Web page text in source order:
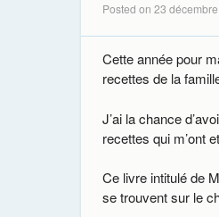
Posted on 23
Cette année pour
recettes de la
J’ai la chance
recettes qui m’ont
Ce livre intitulé de
se trouvent sur le